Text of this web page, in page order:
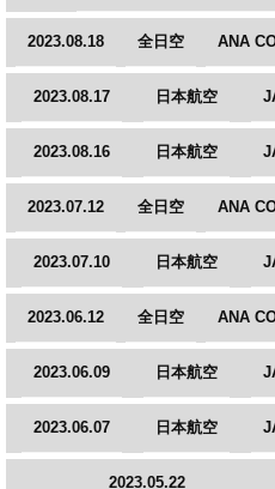
2023.08.18 全日空 ANA
2023.08.17 日本航空
2023.08.16 日本航空
2023.07.12 全日空 ANA
2023.07.10 日本航空
2023.06.12 全日空 ANA
2023.06.09 日本航空
2023.06.07 日本航空
2023.05.22